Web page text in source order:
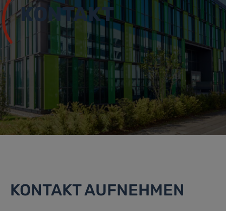
KONTAKT
KONTAKT AUFNEHMEN